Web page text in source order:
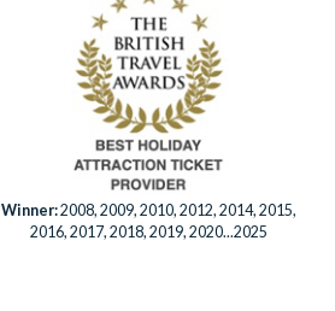
Winner:2008, 2009, 2010, 2012, 2014, 2015,
2016, 2017, 2018, 2019, 2020...2025